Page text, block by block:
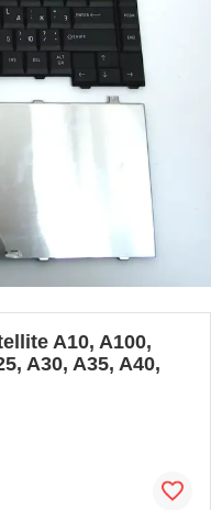
A10, A100,
A30, A35, A40,